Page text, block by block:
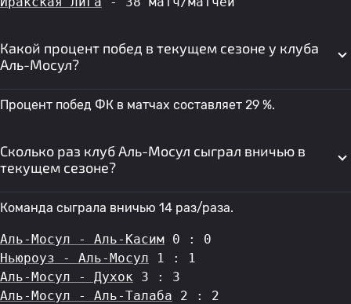
Какой процент побед в текущем сезоне у клуба
Аль-Мосул?
Процент побед ФК в матчах составляет 29 %.
Сколько раз клуб Аль-Мосул сыграл вничью в
текущем сезоне?
Команда сыграла вничью 14 раз/раза.
Аль-Мосул - Аль-Касим 0 : 0
Ньюроуз - Аль-Мосул 1 : 1
Аль-Мосул - Духок 3 : 3
Аль-Мосул - Аль-Талаба 2 : 2